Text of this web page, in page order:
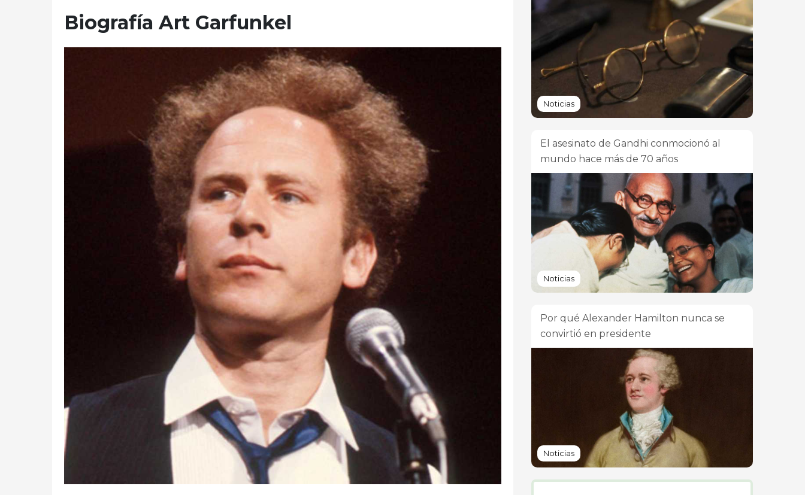
Biografía Art Garfunkel
Noticias
El asesinato de Gandhi conmocionó al
mundo hace más de 70 años
Noticias
Por qué Alexander Hamilton nunca se
convirtió en presidente
Noticias